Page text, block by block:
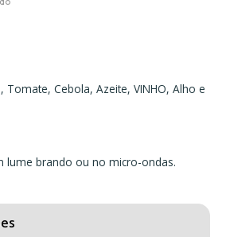
Tomate, Cebola, Azeite, VINHO, Alho e
lume brando ou no micro-ondas.